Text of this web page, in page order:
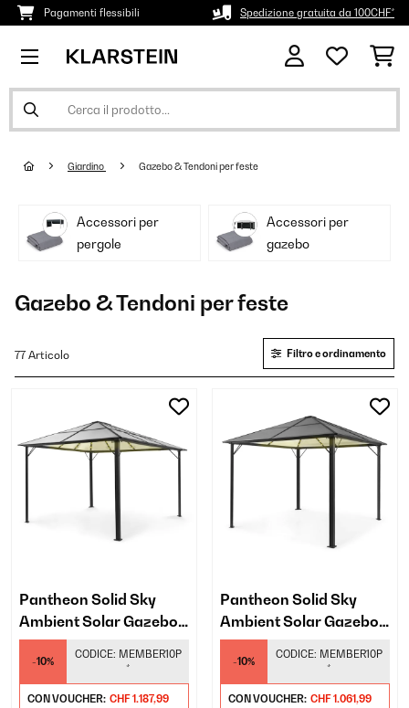
Pagamenti flessibili Spedizione gratuita da 100CHF*
Giardino Gazebo & Tendoni per feste
Accessori per
pergole
Accessori per
gazebo
Gazebo & Tendoni per feste
77 Articolo Filtro e ordinamento
Pantheon Solid Sky
Ambient Solar Gazebo
con tetto grigio 3x4m
-10%
CODICE: MEMBER10P
*
CON VOUCHER: CHF 1.187,99
Pantheon Solid Sky
Ambient Solar Gazebo
con tetto grigio 3x3m
-10%
CODICE: MEMBER10P
*
CON VOUCHER: CHF 1.061,99